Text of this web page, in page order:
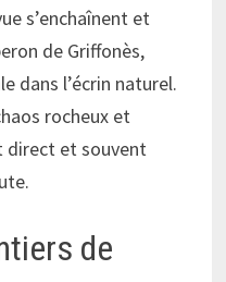
s’enchaînent et
de Griffonès,
dans l’écrin naturel.
rocheux et
direct et souvent
de